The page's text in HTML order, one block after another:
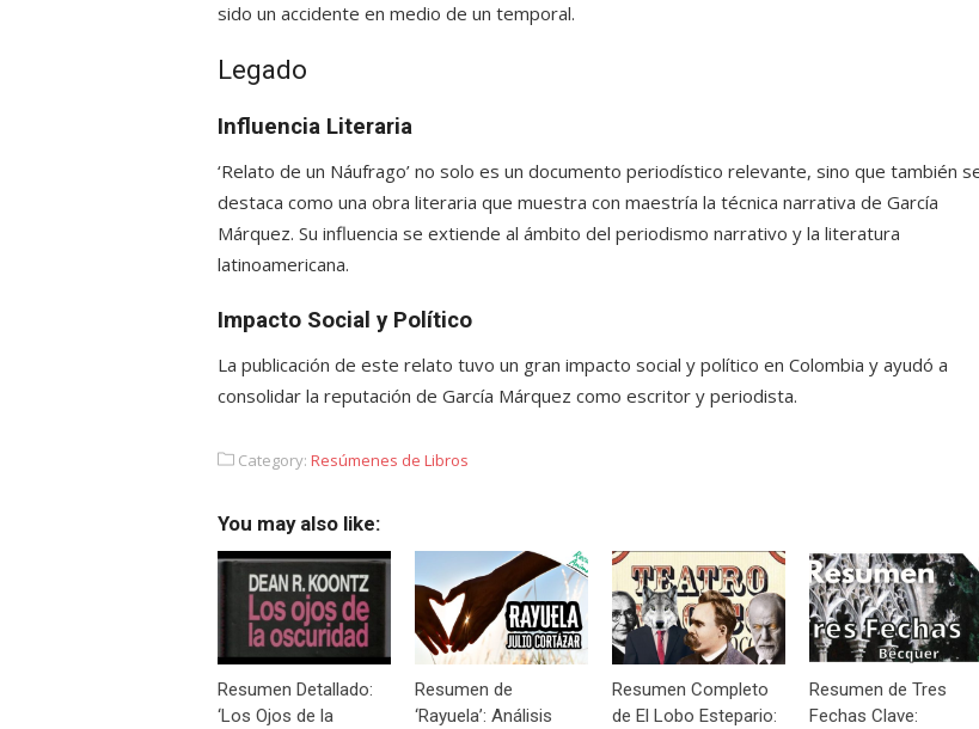
sido un accidente en medio de un temporal.
Legado
Influencia Literaria
‘Relato de un Náufrago’ no solo es un documento periodístico relevante, sino que también
destaca como una obra literaria que muestra con maestría la técnica narrativa de García
Márquez. Su influencia se extiende al ámbito del periodismo narrativo y la literatura
latinoamericana.
Impacto Social y Político
La publicación de este relato tuvo un gran impacto social y político en Colombia y ayudó a
consolidar la reputación de García Márquez como escritor y periodista.
Category: Resúmenes de Libros
You may also like:
Resumen Detallado:
‘Los Ojos de la
Resumen de
‘Rayuela’: Análisis
Resumen Completo
de El Lobo Estepario:
Resumen de Tres
Fechas Clave: